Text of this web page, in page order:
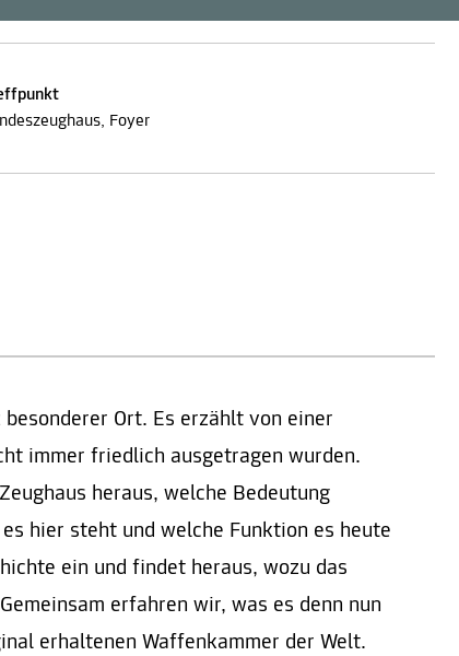
Foyer
Ort. Es erzählt von einer
immer friedlich ausgetragen wurden.
heraus, welche Bedeutung
hier steht und welche Funktion es heute
ein und findet heraus, wozu das
erfahren wir, was es denn nun
erhaltenen Waffenkammer der Welt.​